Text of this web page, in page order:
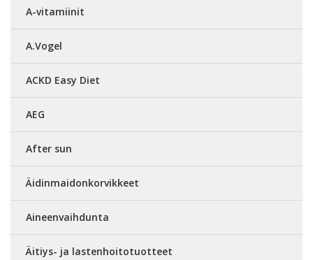
A-vitamiinit
A.Vogel
ACKD Easy Diet
AEG
After sun
Äidinmaidonkorvikkeet
Aineenvaihdunta
Äitiys- ja lastenhoitotuotteet